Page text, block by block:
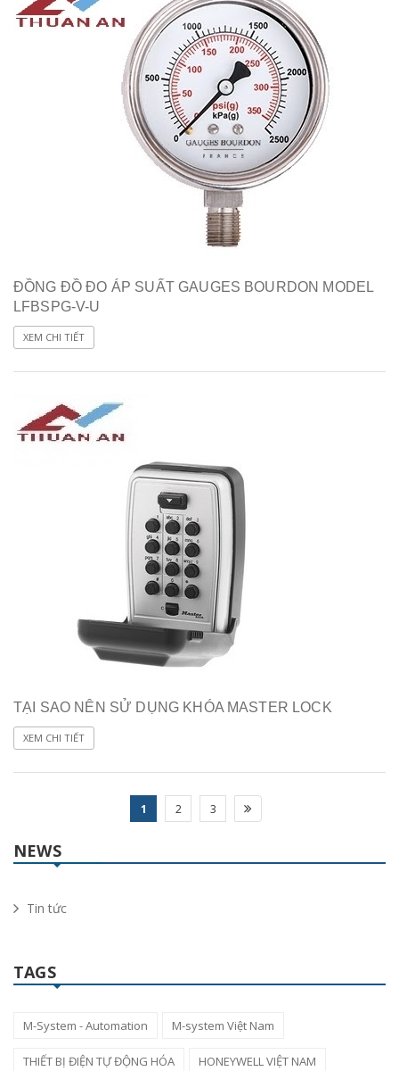
ĐỒNG ĐỒ ĐO ÁP SUẤT GAUGES BOURDON MODEL
LFBSPG-V-U
XEM CHI TIẾT
TẠI SAO NÊN SỬ DỤNG KHÓA MASTER LOCK
XEM CHI TIẾT
1 2 3
NEWS
Tin tức
TAGS
M-System - Automation M-system Việt Nam
THIẾT BỊ ĐIỆN TỰ ĐỘNG HÓA HONEYWELL VIỆT NAM